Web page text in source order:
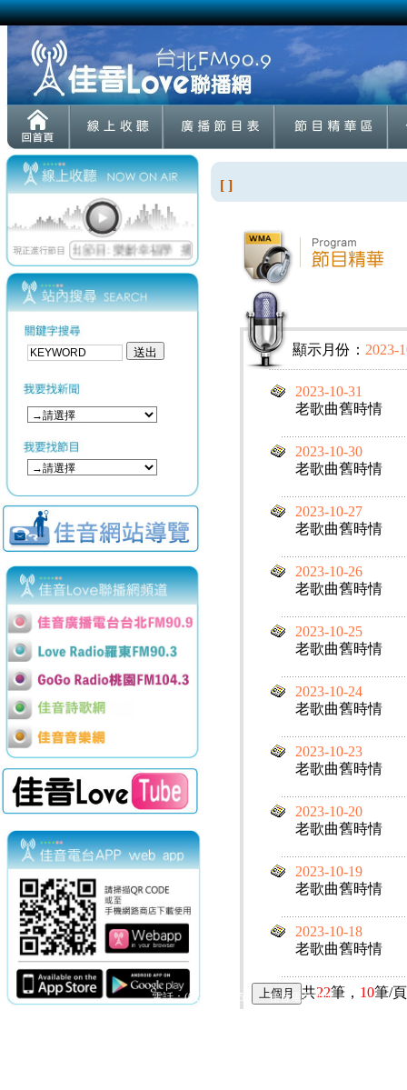
[ ]
顯示月份： 2023-
2023-10-31
老歌曲舊時情
2023-10-30
老歌曲舊時情
2023-10-27
老歌曲舊時情
2023-10-26
老歌曲舊時情
2023-10-25
老歌曲舊時情
2023-10-24
老歌曲舊時情
2023-10-23
老歌曲舊時情
2023-10-20
老歌曲舊時情
2023-10-19
老歌曲舊時情
2023-10-18
老歌曲舊時情
共22筆， 10筆/
電話：(02)2369-9050
佳音電台地址：